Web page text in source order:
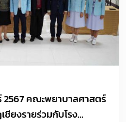
าลศาสตร์
ชียงรายร่วมกับโรง